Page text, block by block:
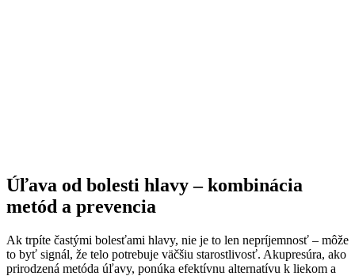
Úľava od bolesti hlavy – kombinácia
metód a prevencia
Ak trpíte častými bolesťami hlavy, nie je to len nepríjemnosť – môže
to byť signál, že telo potrebuje väčšiu starostlivosť. Akupresúra, ako
prirodzená metóda úľavy, ponúka efektívnu alternatívu k liekom a